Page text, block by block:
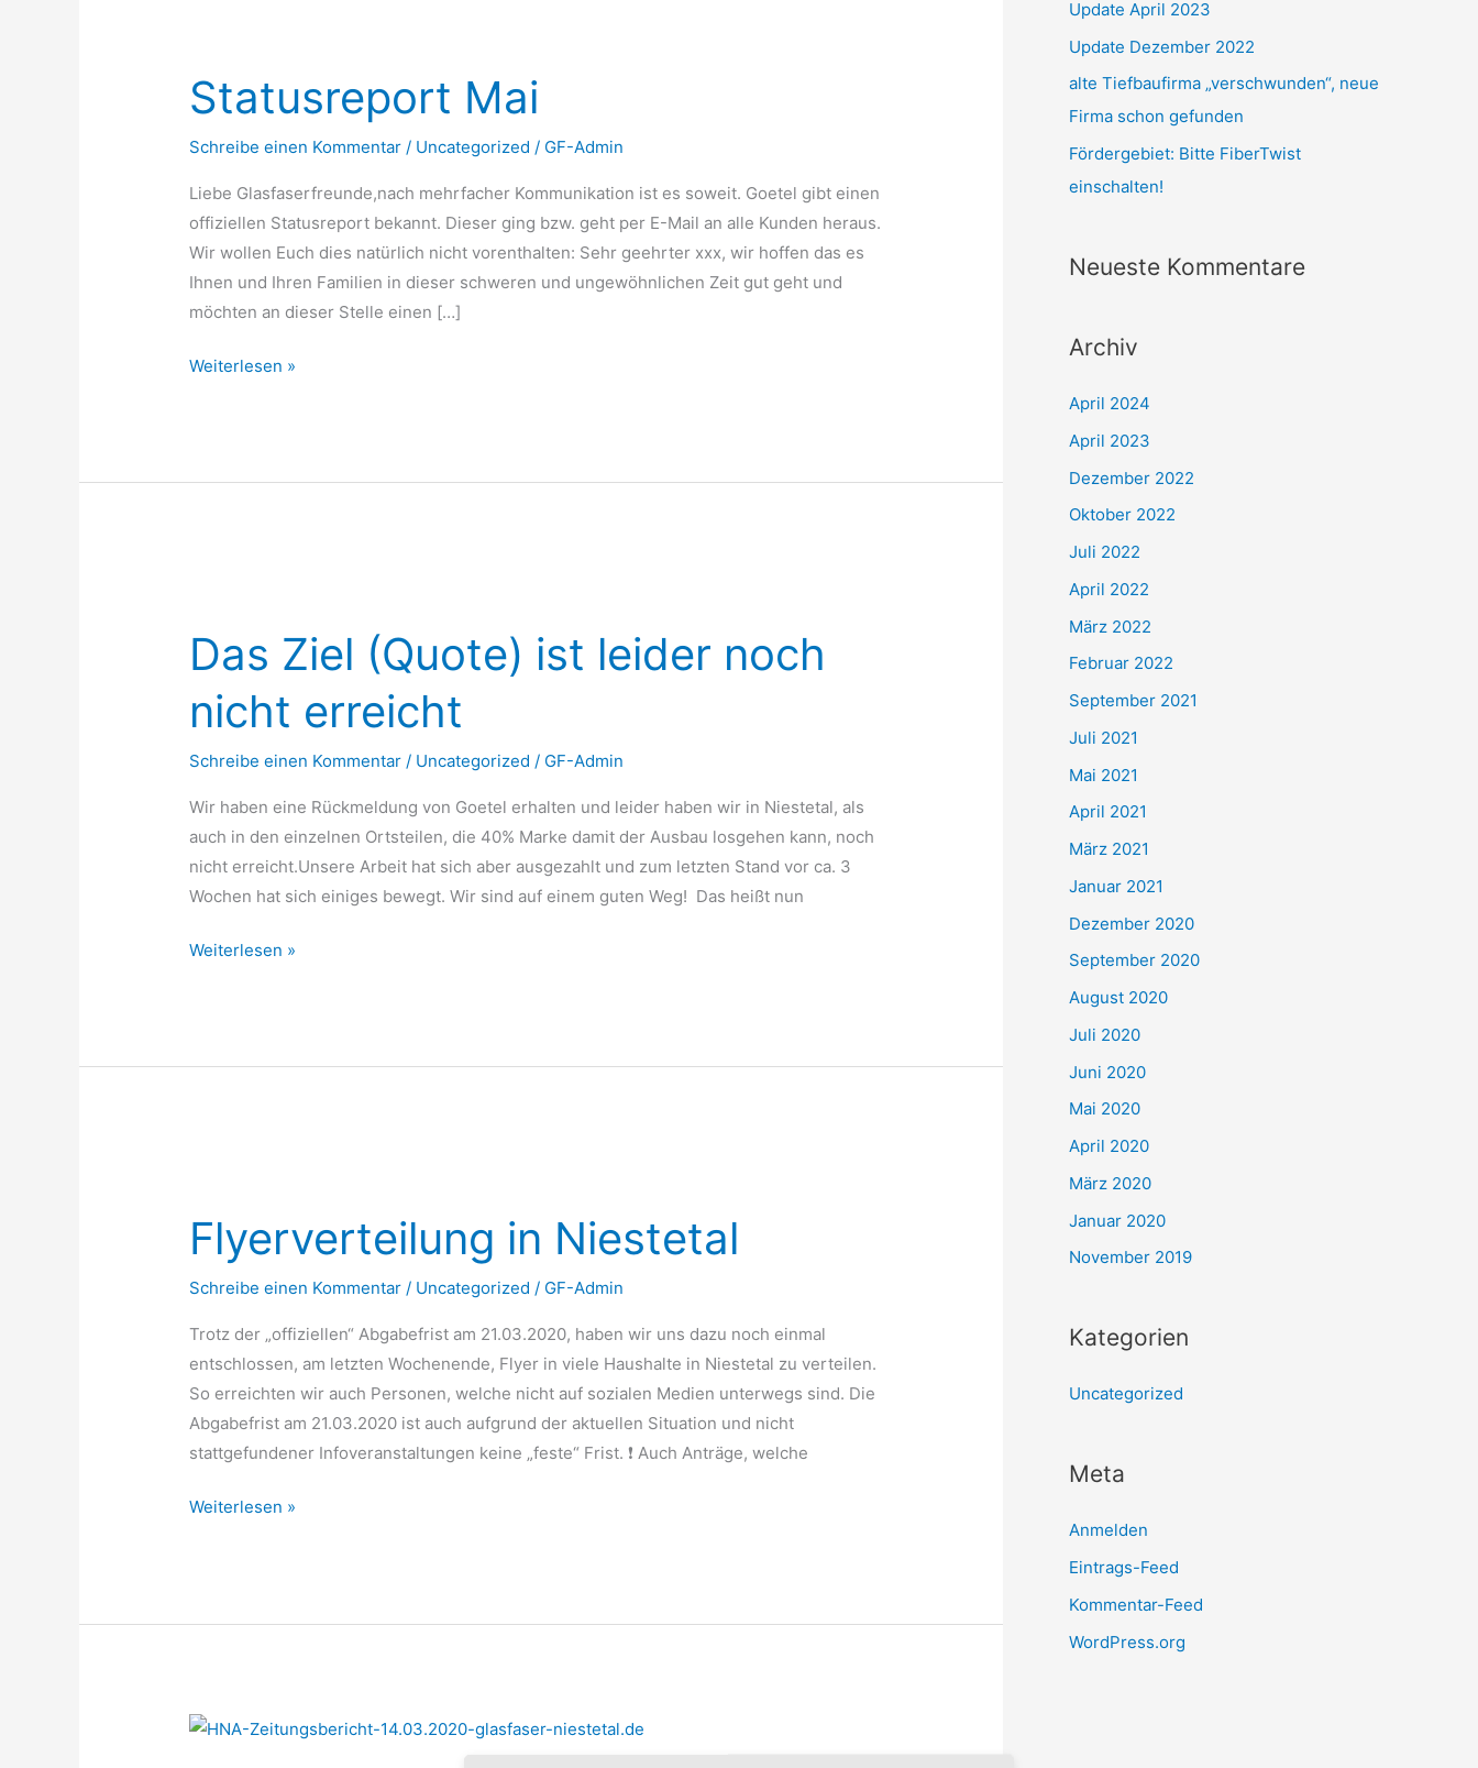
Statusreport Mai
Schreibe einen Kommentar / Uncategorized / GF-Admin
Liebe Glasfaserfreunde,nach mehrfacher Kommunikation ist es soweit. Goetel gibt einen
offiziellen Statusreport bekannt. Dieser ging bzw. geht per E-Mail an alle Kunden heraus.
Wir wollen Euch dies natürlich nicht vorenthalten: Sehr geehrter xxx, wir hoffen das es
Ihnen und Ihren Familien in dieser schweren und ungewöhnlichen Zeit gut geht und
möchten an dieser Stelle einen […]
Weiterlesen »
Das Ziel (Quote) ist leider noch
nicht erreicht
Schreibe einen Kommentar / Uncategorized / GF-Admin
Wir haben eine Rückmeldung von Goetel erhalten und leider haben wir in Niestetal, als
auch in den einzelnen Ortsteilen, die 40% Marke damit der Ausbau losgehen kann, noch
nicht erreicht.Unsere Arbeit hat sich aber ausgezahlt und zum letzten Stand vor ca. 3
Wochen hat sich einiges bewegt. Wir sind auf einem guten Weg! Das heißt nun
(Quote)
ist
leider
noch
nicht
Weiterlesen »
Flyerverteilung in Niestetal
Schreibe einen Kommentar / Uncategorized / GF-Admin
Trotz der „offiziellen“ Abgabefrist am 21.03.2020, haben wir uns dazu noch einmal
entschlossen, am letzten Wochenende, Flyer in viele Haushalte in Niestetal zu verteilen.
So erreichten wir auch Personen, welche nicht auf sozialen Medien unterwegs sind. Die
Abgabefrist am 21.03.2020 ist auch aufgrund der aktuellen Situation und nicht
stattgefundener Infoveranstaltungen keine „feste“ Frist. ❗ Auch Anträge, welche
Niestetal
Weiterlesen »
HNA
h
:
Update April 2023
Update Dezember 2022
alte Tiefbaufirma „verschwunden“, neue
Firma schon gefunden
Fördergebiet: Bitte FiberTwist
einschalten!
Neueste Kommentare
Archiv
April 2024
April 2023
Dezember 2022
Oktober 2022
Juli 2022
April 2022
März 2022
Februar 2022
September 2021
Juli 2021
Mai 2021
April 2021
März 2021
Januar 2021
Dezember 2020
September 2020
August 2020
Juli 2020
Juni 2020
Mai 2020
April 2020
März 2020
Januar 2020
November 2019
Kategorien
Uncategorized
Meta
Anmelden
Eintrags-Feed
Kommentar-Feed
WordPress.org